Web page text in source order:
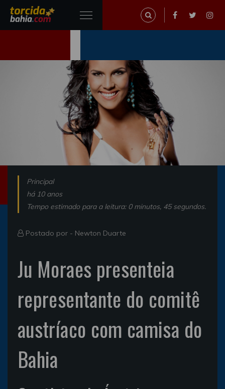
Principal
há 10 anos
Tempo estimado para a leitura: 0 minutos, 45 segundos.
Postado por - Newton Duarte
Ju Moraes presenteia
representante do comitê
austríaco com camisa do
Bahia